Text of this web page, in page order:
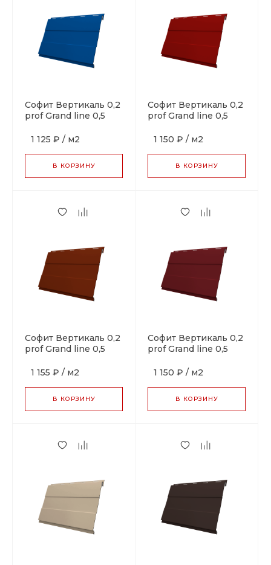
Софит Вертикаль 0,2
prof Grand line 0,5
5005 сигнальный
1 125 ₽ / м2
В КОРЗИНУ
Софит Вертикаль 0,2
prof Grand line 0,5
3011 коричнево-
1 150 ₽ / м2
В КОРЗИНУ
Софит Вертикаль 0,2
prof Grand line 0,5
3009 оксидно-
1 155 ₽ / м2
В КОРЗИНУ
Софит Вертикаль 0,2
prof Grand line 0,5
3005 красное вино
1 150 ₽ / м2
В КОРЗИНУ